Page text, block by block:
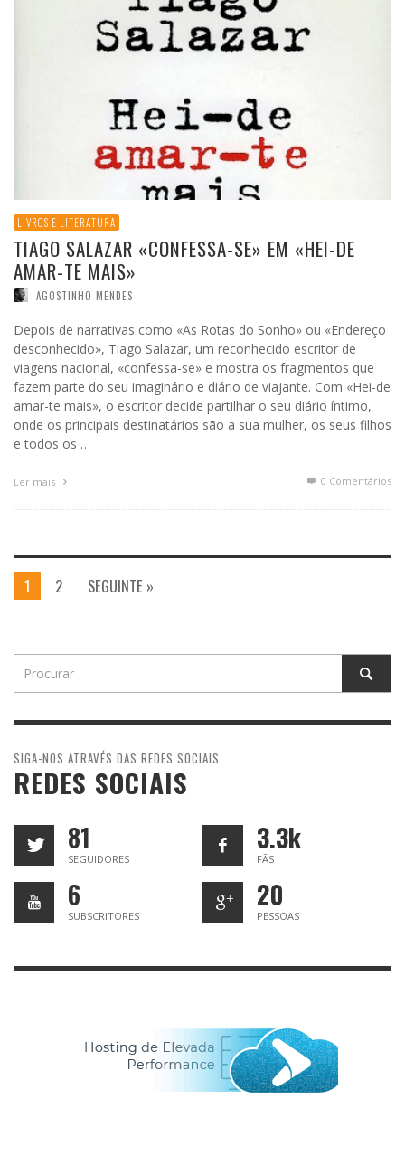
LIVROS E LITERATURA
TIAGO SALAZAR «CONFESSA-SE» EM «HEI-DE
AMAR-TE MAIS»
AGOSTINHO MENDES
Depois de narrativas como «As Rotas do Sonho» ou «Endereço
desconhecido», Tiago Salazar, um reconhecido escritor de
viagens nacional, «confessa-se» e mostra os fragmentos que
fazem parte do seu imaginário e diário de viajante. Com «Hei-de
amar-te mais», o escritor decide partilhar o seu diário íntimo,
onde os principais destinatários são a sua mulher, os seus filhos
e todos os …
Ler mais 0 Comentários
1 2 SEGUINTE »
SIGA-NOS ATRAVÉS DAS REDES SOCIAIS
REDES SOCIAIS
81
SEGUIDORES
3.3k
FÃS
6
SUBSCRITORES
20
PESSOAS